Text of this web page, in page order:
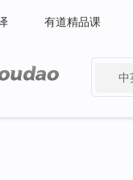
有道精品课
中